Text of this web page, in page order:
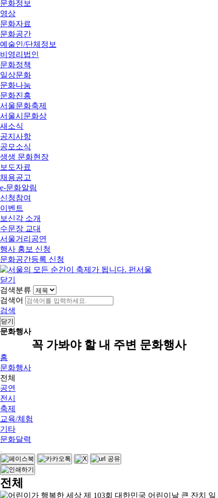
문화정보
영상
문화자료
문화공간
예술인/단체정보
비영리법인
문화정책
일상문화
문화나눔
문화진흥
서울문화축제
서울시문화상
새소식
공지사항
공모소식
생생 문화현장
보도자료
채용공고
e-문화알림
신청참여
이벤트
보신각 소개
수문장 교대
서울거리공연
행사 홍보 신청
문화공간등록 신청
닫기
검색분류
검색어
검색
닫기
문화행사
꼭 가봐야 할 내 주변 문화행사
홈
문화행사
전체
공연
전시
축제
교육/체험
기타
문화달력
전체